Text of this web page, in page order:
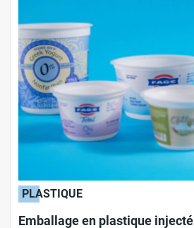
PLASTIQUE
Emballage en plastique injecté